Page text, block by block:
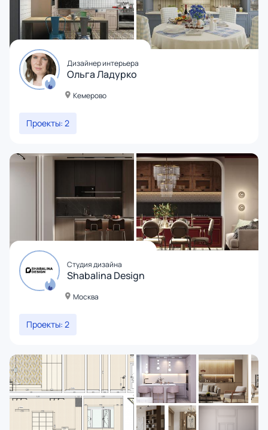
Дизайнер интерьера
Ольга Ладурко
Кемерово
Проекты: 2
Студия дизайна
Shabalina Design
Москва
Проекты: 2